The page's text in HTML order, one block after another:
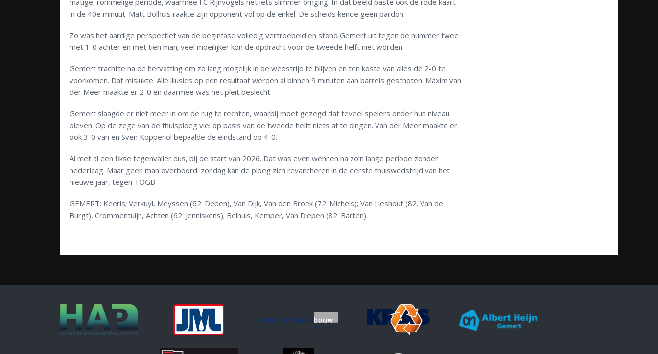
matige, rommelige periode, waarmee FC Rijnvogels net iets slimmer omging. In dat beeld paste ook de rode kaart
in de 40e minuut. Matt Bolhuis raakte zijn opponent vol op de enkel. De scheids kende geen pardon.
Zo was het aardige perspectief van de beginfase volledig vertroebeld en stond Gemert uit tegen de nummer twee
met 1-0 achter en met tien man; veel moeilijker kon de opdracht voor de tweede helft niet worden.
Gemert trachtte na de hervatting om zo lang mogelijk in de wedstrijd te blijven en ten koste van alles de 2-0 te
voorkomen. Dat mislukte. Alle illusies op een resultaat werden al binnen 9 minuten aan barrels geschoten. Maxim van
der Meer maakte er 2-0 en daarmee was het pleit beslecht.
Gemert slaagde er niet meer in om de rug te rechten, waarbij moet gezegd dat teveel spelers onder hun niveau
bleven. Op de zege van de thuisploeg viel op basis van de tweede helft niets af te dingen. Van der Meer maakte er
ook 3-0 van en Sven Koppenol bepaalde de eindstand op 4-0.
Al met al een fikse tegenvaller dus, bij de start van 2026. Dat was even wennen na zo’n lange periode zonder
nederlaag. Maar geen man overboord: zondag kan de ploeg zich revancheren in de eerste thuiswedstrijd van het
nieuwe jaar, tegen TOGB.
GEMERT: Keeris; Verkuyl, Meyssen (62. Deben), Van Dijk, Van den Broek (72. Michels); Van Lieshout (82. Van de
Burgt), Crommentuijn, Achten (62. Jenniskens); Bolhuis, Kemper, Van Diepen (82. Barten).